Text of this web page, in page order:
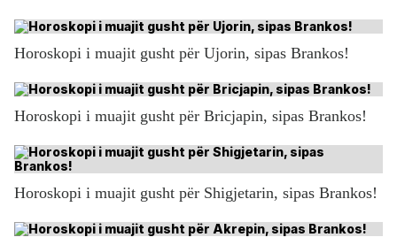
Horoskopi i muajit gusht për Ujorin, sipas Brankos!
Horoskopi i muajit gusht për Bricjapin, sipas Brankos!
Horoskopi i muajit gusht për Shigjetarin, sipas Brankos!